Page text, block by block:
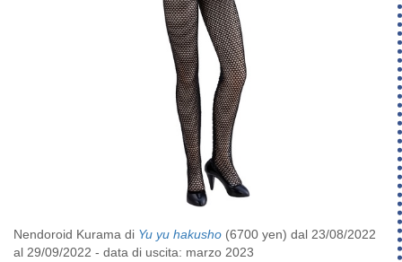
Nendoroid Kurama di Yu yu hakusho (6700 yen) dal 23/08/2022
al 29/09/2022 - data di uscita: marzo 2023